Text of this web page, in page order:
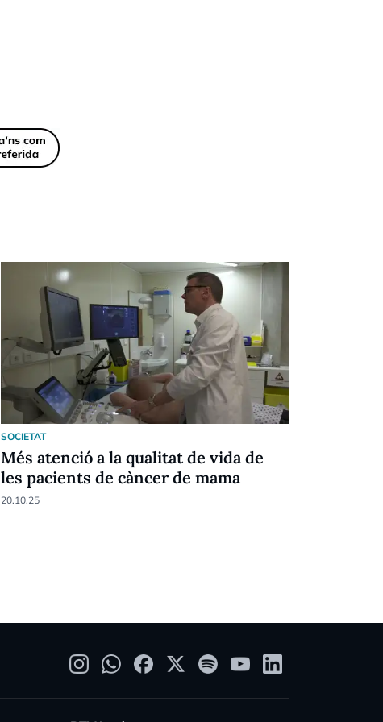
SOCIETAT
Més atenció a la qualitat de vida de
les pacients de càncer de mama
20.10.25